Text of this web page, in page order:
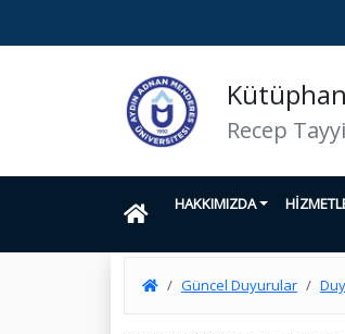
Recep
HAKKIMIZDA
Güncel Duyurular